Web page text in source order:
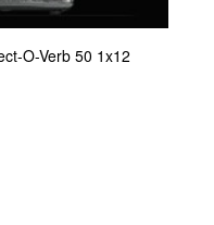
O-Verb 50 1x12